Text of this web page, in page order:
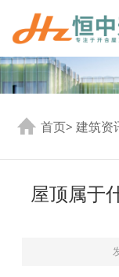
首页>建筑资
屋顶属于